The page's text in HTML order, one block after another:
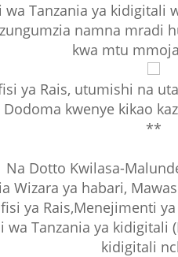
Tanzania ya kidigitali
namna mradi
kwa mtu
ya Rais, utumishi na
kwenye kikao
**
Na Dotto Kwilasa-
Wizara ya habari,
ya Rais,Menejimenti
wa Tanzania ya kidigitali
kidigitali